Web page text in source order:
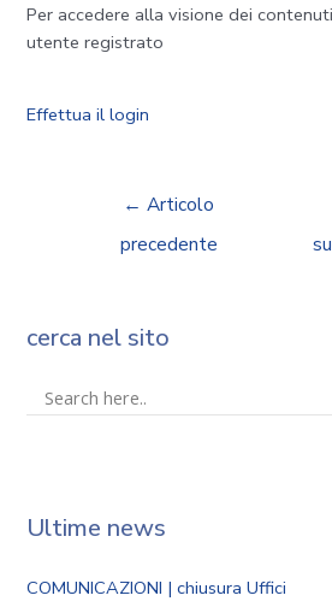
Per accedere alla visione dei
utente registrato
Effettua il login
← Articolo
precedente
cerca nel sito
Ultime news
COMUNICAZIONI | chiusura Uffici